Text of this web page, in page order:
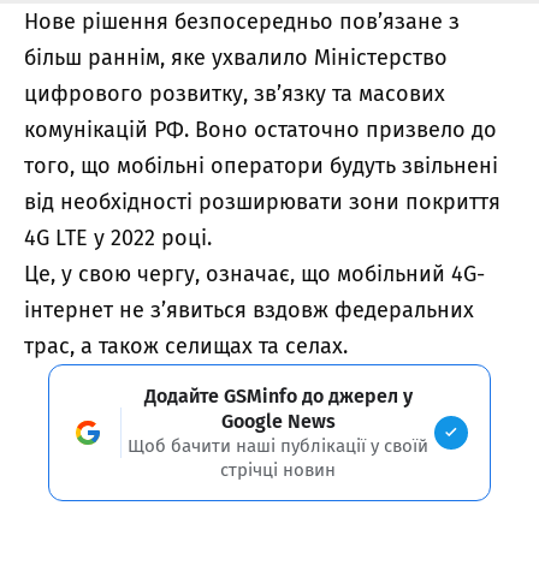
Нове рішення безпосередньо пов’язане з
більш раннім, яке ухвалило Міністерство
цифрового розвитку, зв’язку та масових
комунікацій РФ. Воно остаточно призвело до
того, що мобільні оператори будуть звільнені
від необхідності розширювати зони покриття
4G LTE у 2022 році.
Це, у свою чергу, означає, що мобільний 4G-
інтернет не з’явиться вздовж федеральних
трас, а також селищах та селах.
Додайте GSMinfo до джерел у
Google News
Щоб бачити наші публікації у своїй
стрічці новин